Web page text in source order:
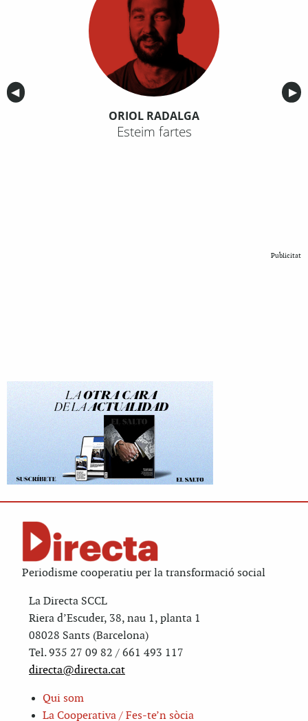
Anterior
◀︎ ▶︎
ORIOL RADALGA
Esteim fartes
Publicitat
Periodisme cooperatiu per la transformació social
La Directa SCCL
Riera d’Escuder, 38, nau 1, planta 1
08028 Sants (Barcelona)
Tel. 935 27 09 82 / 661 493 117
directa@directa.cat
Qui som
La Cooperativa / Fes-te’n sòcia